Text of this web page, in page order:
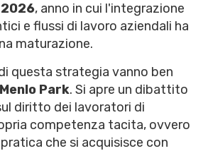
2026, anno in cui l'integrazione
e flussi di lavoro aziendali ha
maturazione.
questa strategia vanno ben
Menlo Park. Si apre un dibattito
diritto dei lavoratori di
competenza tacita, ovvero
che si acquisisce con